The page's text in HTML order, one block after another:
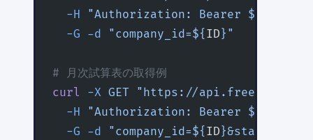
  -H
"Authorization: Bearer ${
  -G
-d "company_id=${ ID }"
# 月次試算表の取得例
curl -X GET "https://
  -H
"Authorization: Bearer ${
  -G
-d "company_id=${ ID